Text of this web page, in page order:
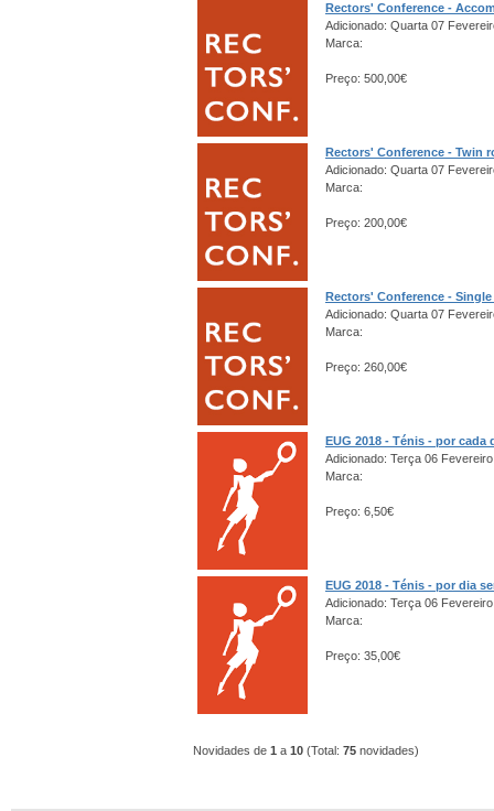
Rectors' Conference -
Adicionado: Quarta 07
Marca:
Preço: 500,00€
Rectors' Conference - Twin
Adicionado: Quarta 07
Marca:
Preço: 200,00€
Rectors' Conference -
Adicionado: Quarta 07
Marca:
Preço: 260,00€
EUG 2018 - Ténis - por
Adicionado: Terça 06
Marca:
Preço: 6,50€
EUG 2018 - Ténis - por dia
Adicionado: Terça 06
Marca:
Preço: 35,00€
Novidades de 1 a 10 (Total: 75 novidades)